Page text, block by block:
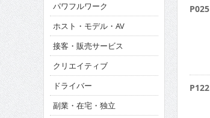
P025
P122
パワフルワーク
ホスト・モデル・AV
接客・販売サービス
クリエイティブ
ドライバー
副業・在宅・独立